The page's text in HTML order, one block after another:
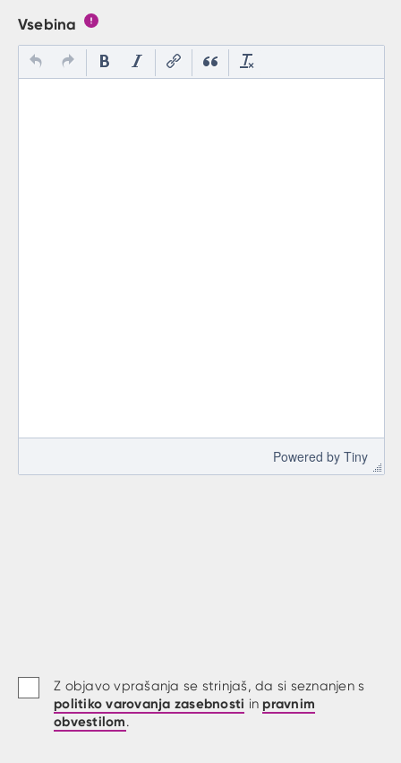
Vsebina
Powered by Tiny
Z objavo vprašanja se strinjaš, da si seznanjen s
politiko varovanja zasebnosti in pravnim
obvestilom.